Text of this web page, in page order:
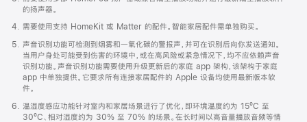
的扬声器。
需要使用支持 HomeKit 或 Matter 的配件。智能家居配件需单独购买。
声音识别功能可检测到烟雾和一氧化碳的警报声，并可在识别后向你发送通知。
当用户身处可能受到伤害的环境中，或在高风险或紧急情况下，均不应依赖声音
识别功能。声音识别功能需要使用升级更新后的家庭 app 架构，该架构于家庭
app 中单独提供。它要求所有连接家居配件的 Apple 设备均使用最新版本软
件。
温湿度感应功能针对室内和家居场景进行了优化，即环境温度约为 15ºC 至
30ºC、相对湿度约为 30% 至 70% 的场景。在长时间以高音量播放音频等情